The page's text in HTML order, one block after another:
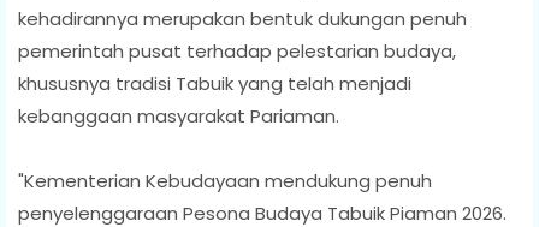
kehadirannya merupakan bentuk dukungan penuh
pemerintah pusat terhadap pelestarian budaya,
khususnya tradisi Tabuik yang telah menjadi
kebanggaan masyarakat Pariaman.
"Kementerian Kebudayaan mendukung penuh
penyelenggaraan Pesona Budaya Tabuik Piaman 2026.